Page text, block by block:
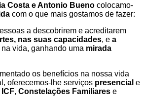
Costa e Antonio Bueno colocamo-
com o que mais gostamos de fazer:
a descobrirem e acreditarem
nas suas capacidades, e a
na vida, ganhando uma mirada
os benefícios na nossa vida
oferecemos-lhe serviços presencial e
, Constelações Familiares e